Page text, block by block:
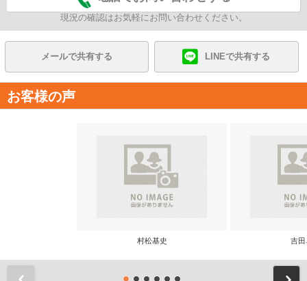
現況の確認はお気軽にお問い合わせください。
メールで共有する LINEで共有する
お客様の声
村松基史 吉田